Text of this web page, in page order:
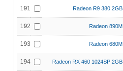
191 Radeon R9 380 2GB
192 Radeon 890M
193 Radeon 680M
194 Radeon RX 460 1024SP 2GB